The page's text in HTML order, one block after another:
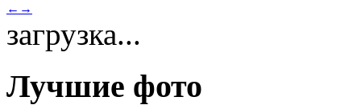
← →
загрузка...
Лучшие фото